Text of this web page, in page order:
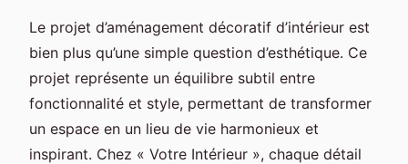
Le projet d’aménagement décoratif d’intérieur est
bien plus qu’une simple question d’esthétique. Ce
projet représente un équilibre subtil entre
fonctionnalité et style, permettant de transformer
un espace en un lieu de vie harmonieux et
inspirant. Chez « Votre Intérieur », chaque détail